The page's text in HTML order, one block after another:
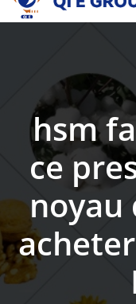
content
hsm
ce
noyau